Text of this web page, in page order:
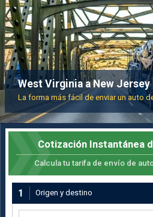
West Virginia a New
La forma más fácil de enviar un auto
Cotización Instantánea
Calcula tu tarifa de envío de
1 Origen y destino